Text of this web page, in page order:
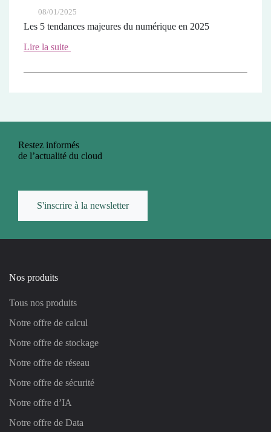
08/01/2025
Les 5 tendances majeures du numérique en 2025
Lire la suite
Restez informés
de l’actualité du cloud
S'inscrire à la newsletter
Nos produits
Tous nos produits
Notre offre de calcul
Notre offre de stockage
Notre offre de réseau
Notre offre de sécurité
Notre offre d’IA
Notre offre de Data